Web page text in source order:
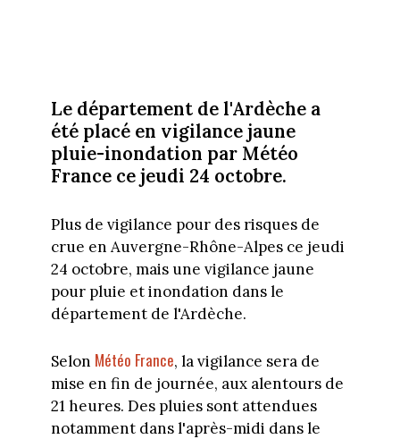
Le département de l'Ardèche a
été placé en vigilance jaune
pluie-inondation par Météo
France ce jeudi 24 octobre.
Plus de vigilance pour des risques de
crue en Auvergne-Rhône-Alpes ce jeudi
24 octobre, mais une vigilance jaune
pour pluie et inondation dans le
département de l'Ardèche.
Selon Météo France, la vigilance sera de
mise en fin de journée, aux alentours de
21 heures. Des pluies sont attendues
notamment dans l'après-midi dans le